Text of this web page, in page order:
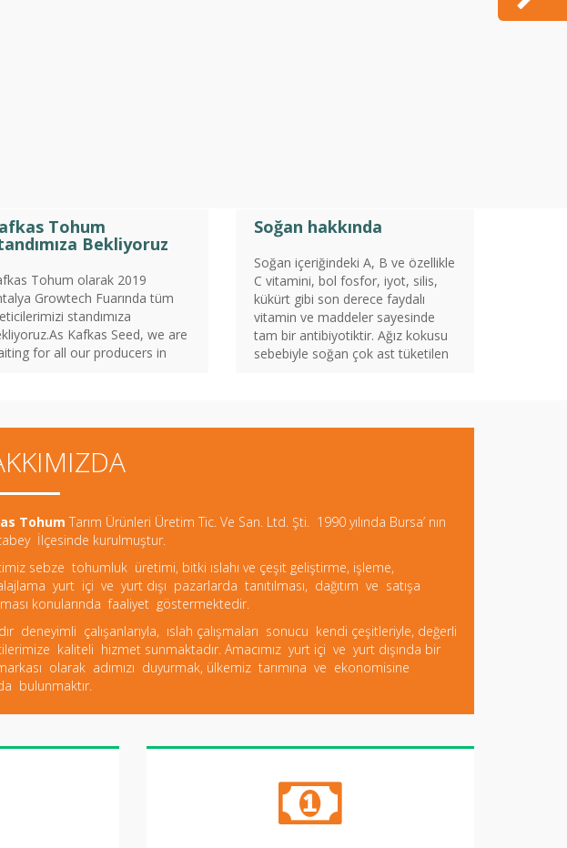
Tohum
Bekliyoruz
Tohum olarak 2019
Growtech Fuarında tüm
standımıza
Kafkas Seed, we are
for all our producers in
Soğan hakkında
Soğan içeriğindeki A, B ve özellikle
C vitamini, bol fosfor, iyot, silis,
kükürt gibi son derece faydalı
vitamin ve maddeler sayesinde
tam bir antibiyotiktir. Ağız kokusu
sebebiyle soğan çok ast tüketilen
veya 3 yaprak maydanoz soğanın
Tohum Tarım Ürünleri Üretim Tic. Ve San. Ltd. Şti. 1990 yılında Bursa’ nın
İlçesinde kurulmuştur.
sebze tohumluk üretimi, bitki ıslahı ve çeşit geliştirme, işleme,
yurt içi ve yurt dışı pazarlarda tanıtılması, dağıtım ve satışa
konularında faaliyet göstermektedir.
deneyimli çalışanlarıyla, ıslah çalışmaları sonucu kendi çeşitleriyle, değerli
kaliteli hizmet sunmaktadır. Amacımız yurt içi ve yurt dışında bir
olarak adımızı duyurmak, ülkemiz tarımına ve ekonomisine
bulunmaktır.